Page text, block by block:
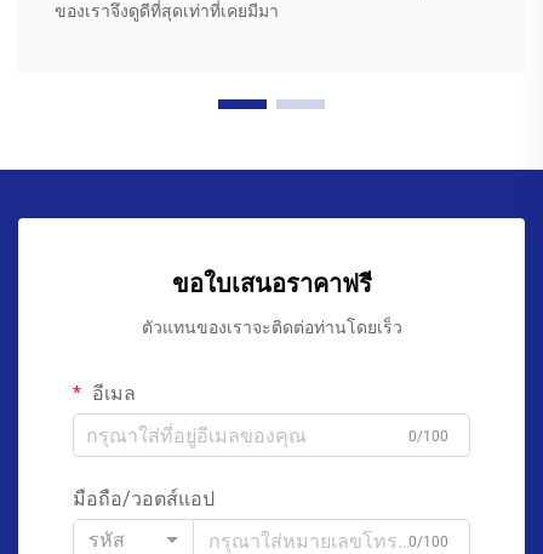
ของเราจึงดูดีที่สุดเท่าที่เคยมีมา
ขอใบเสนอราคาฟรี
ตัวแทนของเราจะติดต่อท่านโดยเร็ว
อีเมล
0/100
มือถือ/วอตส์แอป
รหัส
0/100